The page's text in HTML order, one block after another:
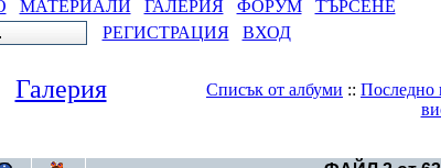
МАТЕРИАЛИ ГАЛЕРИЯ ФОРУМ
ТЪРСЕНЕ
РЕГИСТРАЦИЯ
ВХОД
Галерия Списък от албуми :: Последно